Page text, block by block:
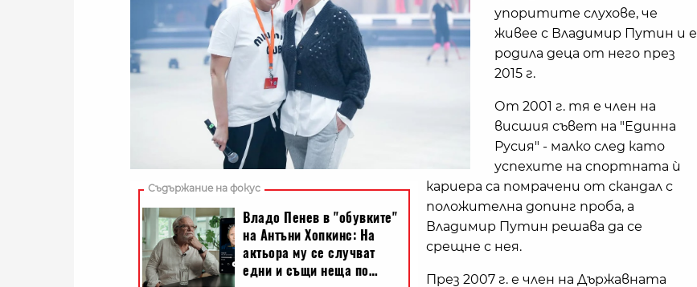
упоритите слухове, че
живее с Владимир Путин и е
родила деца от него през
2015 г.
От 2001 г. тя е член на
висшия съвет на "Единна
Русия" - малко след като
успехите на спортната ѝ
кариера са помрачени от скандал с
положителна допинг проба, а
Владимир Путин решава да се
срещне с нея.
През 2007 г. е член на Държавната